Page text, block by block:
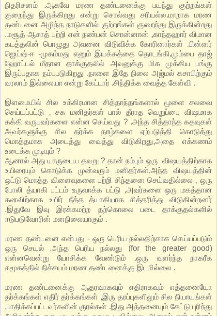
நிதரிசனம் .ஆகவே மரண தண்டனைக்கு பயந்து குற்றங்கள்
குறைந்து இருக்கிறது என்று சொல்வது சரியல்ல.மாறாக மரண
தண்டனை அழிந்த நாடுகளில் குற்றங்கள் குறைந்து இருக்கின்றது
.மசூத் ஆசாத் பற்றி என் நண்பன் சொன்னான் ,காந்தஹார் விமான
கடத்தலின் பொழுது அவனை விடுவிக்க கோரினார்கள் .பின்னர்
ஜெய்ஷ்-ஈ -முகம்மது எனும் இயக்கத்தை தொடங்கி,மும்பை தாஜ்
ஹோட்டல் மீதான தாக்குதலில் அவனுக்கு மிக முக்கிய பங்கு
இருப்பதாக நம்பபடுகிறது .நாளை இதே நிலை அஜ்மல் கசாபிற்கும்
வரலாம் இல்லையா என்று கேட்டார் .சிந்திக்க வைத்த கேள்வி .
இளமையில் சில உக்கிரமான சித்தாந்தங்களால் மூளை சலவை
செய்யப்பட்டு , சக மனிதர்கள் பால் தீராத வெறுப்பை விஷமாக
கக்கி வருபவர்களை என்ன செய்வது ? .அந்த சித்தாந்த கதவுகள்
அவர்களுக்கு சில தர்க்க தாழ்களை ஏற்படுத்தி கொடுத்து
மொத்தமாக அடைத்து வைத்து விடுகிறது,அதை எக்கணம்
உடைக்க முடியும் ?
ஆனால் அது யாருடைய தவறு ? தான் நம்பும் ஒரு விஷயத்திற்காக
உயிரையும் கொடுக்க முன்வரும் மனிதர்கள்,அந்த விஷயத்தின்
ஒட்டு மொத்த விளைவுகளை பற்றி சிந்தனை செய்வதில்லை , ஒரு
போலி த்யாகி பட்டம் உருவாக்க பட்டு ,அவர்களை ஒரு மகத்தான
கனவிற்காக உயிர் நீத்த த்யாகியாக சித்தரித்து விடுகின்றனர்
.இதுவே இவு இரக்கமற்ற தற்கொலை படை தாக்குதல்களில்
ஈடுபடுவோரின் மனநிலையாகும் .
மரண தண்டனை என்பது - ஒரு பெரிய நல்லதிற்காக செய்யப்படும்
ஒரு செயல் .அந்த பெரிய நல்லது (for the greater good)
என்னவென்று யோசிக்க வேண்டும் .ஒரு வளர்ந்த நாகரீக
சமூகத்தில் நிச்சயம் மரண தண்டனைக்கு இடமில்லை .
மரண தண்டனைக்கு ஆதரவாகவும் எதிராகவும் எத்தனையோ
தர்க்கங்கள் எதிர் தர்க்கங்கள் ,இரு தரப்புகளிலும் சில நியாயங்கள்
,பாதிக்கப்பட்டவர்களின் குரல்கள் .இது அத்தனையும் கேட்டு புரிந்து